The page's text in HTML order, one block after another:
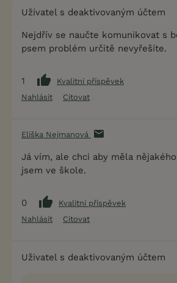
Uživatel s deaktivovaným účtem
Nejdřív se naučte komunikovat s
psem problém určitě nevyřešíte.
1
Kvalitní příspěvek
Nahlásit
Citovat
Eliška Nejmanová
Já vím, ale chci aby měla
jsem ve škole.
0
Kvalitní příspěvek
Nahlásit
Citovat
Uživatel s deaktivovaným účtem